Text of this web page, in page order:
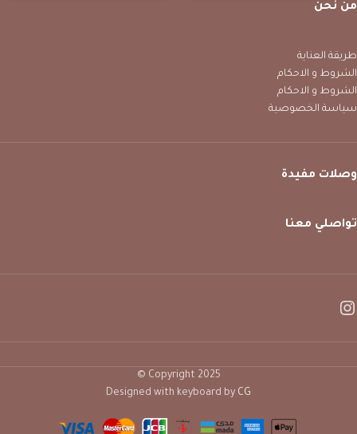
من نحن
طريقة العناية
الشروط و الاحكام
الشروط و الاحكام
سياسة الخصوصية
وصلات مفيدة
تواصلي معنا
Copyright 2025 ©
Designed with keyboard by CG